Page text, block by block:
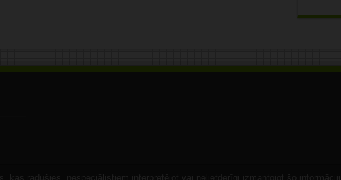
kas radušies, nespeciālistiem interpretējot vai nelietderīgi izmantojot šo informāciju.